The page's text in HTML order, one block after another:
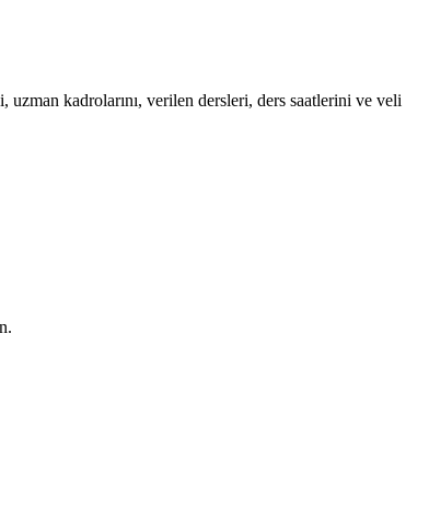
kadrolarını, verilen dersleri, ders saatlerini ve veli